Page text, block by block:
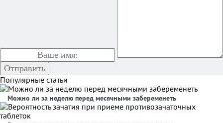
Популярные статьи
Можно ли за неделю перед месячными забеременеть